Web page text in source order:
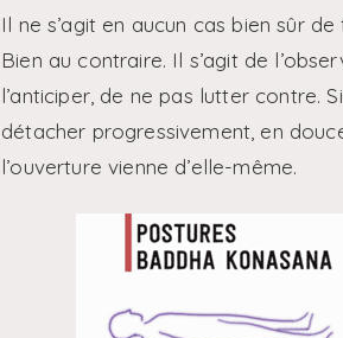
Il ne s’agit en aucun cas bien sûr
Bien au contraire. Il s’agit de
l’anticiper, de ne pas lutter contre.
détacher progressivement, en
l’ouverture vienne d’elle-même.